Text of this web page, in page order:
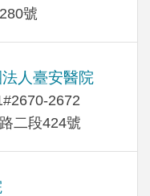
號
人臺安醫院
2672
二段424號